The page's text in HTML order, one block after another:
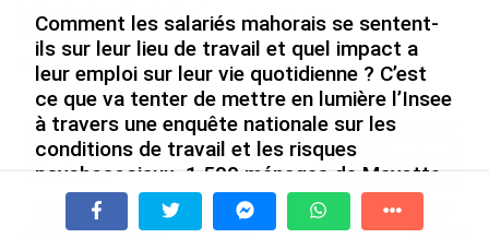
le bagne, le nickel et le
Pacifique
le 07/08/2026
De Messi à Trump : l’expérience
internationale du Martiniquais Benoît
Etinof au ...
le 07/08/2026
À la une Tv Radio A Propos
Comment les salariés mahorais se sentent-
ils sur leur lieu de travail et quel impact a
leur emploi sur leur vie quotidienne ? C’est
ce que va tenter de mettre en lumière l’Insee
à travers une enquête nationale sur les
conditions de travail et les risques
psychosociaux. 1 500 ménages de Mayotte
sont concernés. Détails avec notre
partenaire France-Mayotte Matin.